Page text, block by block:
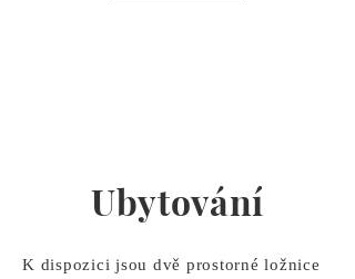
Ubytování
K dispozici jsou dvě prostorné ložnice